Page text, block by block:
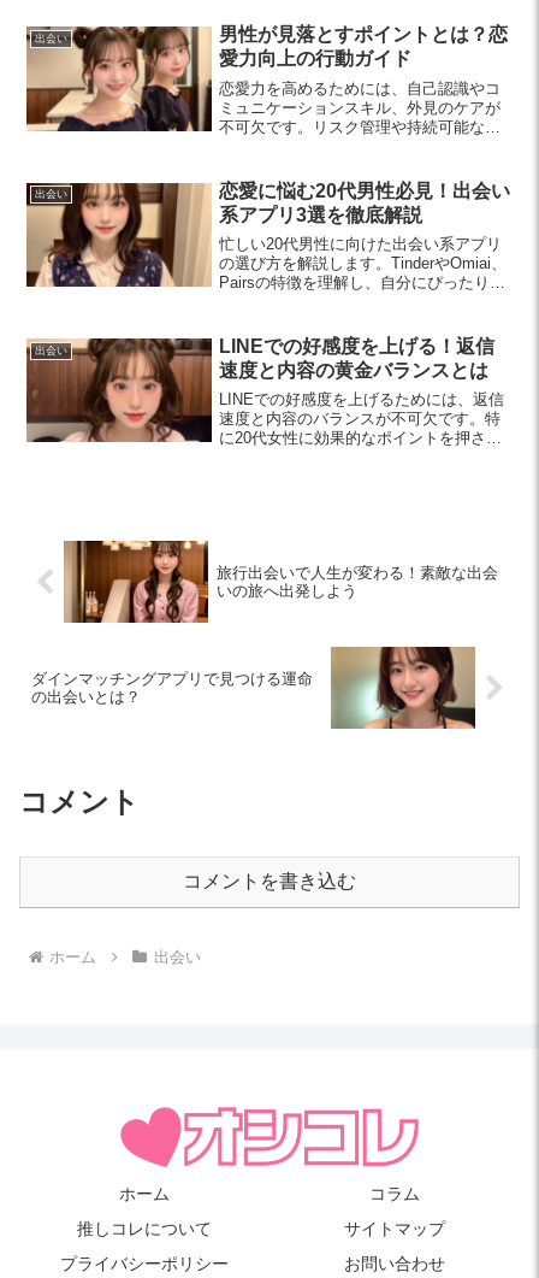
出会い
男性が見落とすポイントとは？恋
愛力向上の行動ガイド
恋愛力を高めるためには、自己認識やコ
ミュニケーションスキル、外見のケアが
不可欠です。リスク管理や持続可能な関
出会い
恋愛に悩む20代男性必見！出会い
系アプリ3選を徹底解説
忙しい20代男性に向けた出会い系アプリ
の選び方を解説します。TinderやOmiai、
Pairsの特徴を理解し、自分にぴったりの
出会い
LINEでの好感度を上げる！返信
速度と内容の黄金バランスとは
LINEでの好感度を上げるためには、返信
速度と内容のバランスが不可欠です。特
に20代女性に効果的なポイントを押さ
旅行出会いで人生が変わる！素敵な出会
いの旅へ出発しよう
ダインマッチングアプリで見つける運命
の出会いとは？
コメント
コメントを書き込む
ホーム 出会い
ホーム
コラム
推しコレについて
サイトマップ
プライバシーポリシー
お問い合わせ